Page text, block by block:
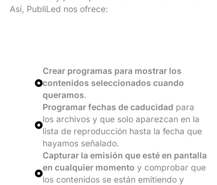
Así, PubliLed nos ofrece:
Crear programas para mostrar los
contenidos seleccionados cuando
queramos.
Programar fechas de caducidad para
los archivos y que solo aparezcan en la
lista de reproducción hasta la fecha que
hayamos señalado.
Capturar la emisión que esté en pantalla
en cualquier momento y comprobar que
los contenidos se están emitiendo y